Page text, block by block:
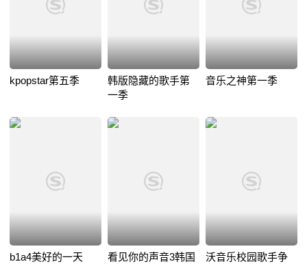
kpopstar第五季
韩版隐藏的歌手第
一季
音乐之神第一季
b1a4美好的一天
看见你的声音3韩国
沃音乐校园歌手争